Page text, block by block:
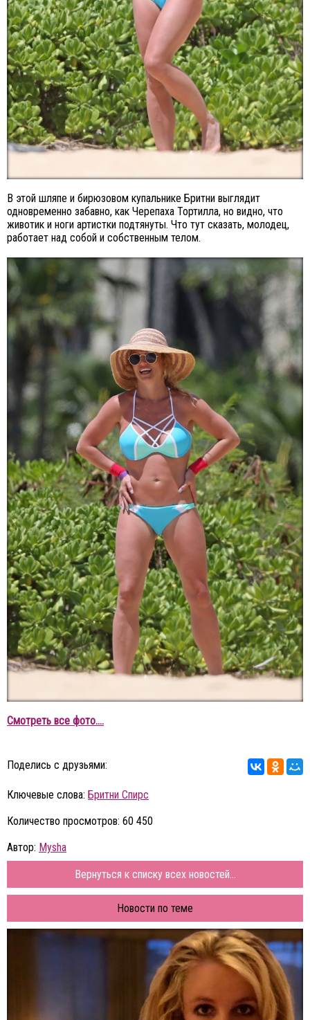
В этой шляпе и бирюзовом купальнике Бритни выглядит
одновременно забавно, как Черепаха Тортилла, но видно, что
животик и ноги артистки подтянуты. Что тут сказать, молодец,
работает над собой и собственным телом.
Смотреть все фото....
Поделись с друзьями:
Ключевые слова: Бритни Спирс
Количество просмотров: 60 450
Автор: Mysha
Вернуться к списку всех новостей...
Новости по теме